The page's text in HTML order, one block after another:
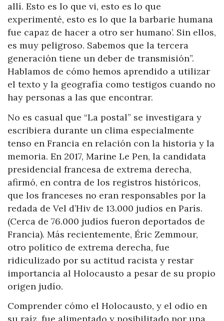
allí. Esto es lo que vi, esto es lo que
experimenté, esto es lo que la barbarie humana
fue capaz de hacer a otro ser humano’. Sin ellos,
es muy peligroso. Sabemos que la tercera
generación tiene un deber de transmisión”.
Hablamos de cómo hemos aprendido a utilizar
el texto y la geografía como testigos cuando no
hay personas a las que encontrar.
No es casual que “La postal” se investigara y
escribiera durante un clima especialmente
tenso en Francia en relación con la historia y la
memoria. En 2017, Marine Le Pen, la candidata
presidencial francesa de extrema derecha,
afirmó, en contra de los registros históricos,
que los franceses no eran responsables por la
redada de Vel d’Hiv de 13.000 judíos en París.
(Cerca de 76.000 judíos fueron deportados de
Francia). Más recientemente, Éric Zemmour,
otro político de extrema derecha, fue
ridiculizado por su actitud racista y restar
importancia al Holocausto a pesar de su propio
origen judío.
Comprender cómo el Holocausto, y el odio en